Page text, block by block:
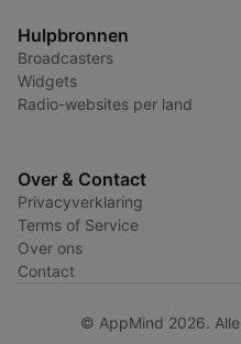
Hulpbronnen
Broadcasters
Widgets
Radio-websites per land
Over & Contact
Privacyverklaring
Terms of Service
Over ons
Contact
© AppMind 2026.